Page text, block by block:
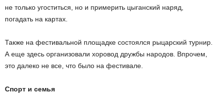
не только угоститься, но и примерить цыганский наряд,
погадать на картах.
Также на фестивальной площадке состоялся рыцарский турнир.
А еще здесь организовали хоровод дружбы народов. Впрочем,
это далеко не все, что было на фестивале.
Спорт и семья